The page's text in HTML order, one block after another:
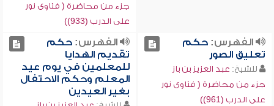
جزء من محاضرة ( فتاوى نور
على الدرب (933))
الفهرس:حكم
تعليق الصور
للشيخ: عبد العزيز بن باز
جزء من محاضرة ( فتاوى نور
على الدرب (961))
الفهرس:حكم
تقديم الهدايا
للمعلمين في يوم عيد
المعلم وحكم الاحتفال
بغير العيدين